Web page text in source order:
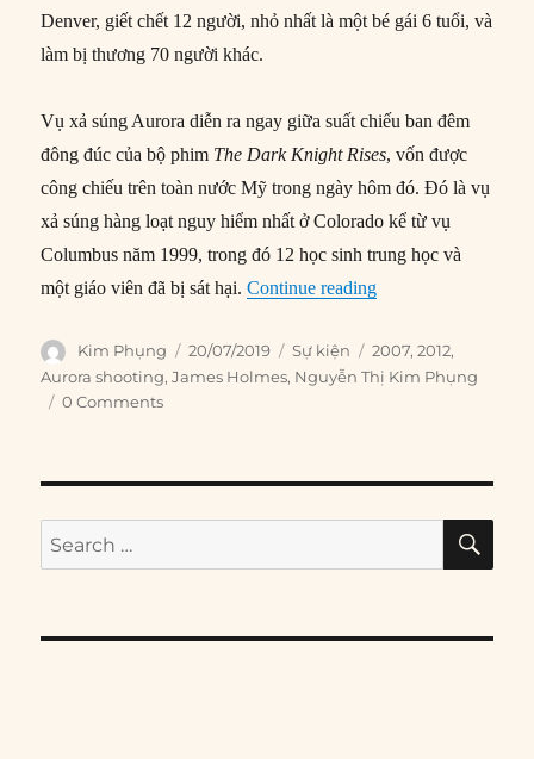
Denver, giết chết 12 người, nhỏ nhất là một bé gái 6 tuổi, và
làm bị thương 70 người khác.
Vụ xả súng Aurora diễn ra ngay giữa suất chiếu ban đêm
đông đúc của bộ phim The Dark Knight Rises, vốn được
công chiếu trên toàn nước Mỹ trong ngày hôm đó. Đó là vụ
xả súng hàng loạt nguy hiểm nhất ở Colorado kể từ vụ
Columbus năm 1999, trong đó 12 học sinh trung học và
một giáo viên đã bị sát hại.Continue reading“20/07/2012: Thảm
Author
Kim Phụng
Posted
on
20/07/2019 Categories
Sự kiện Tags
2007,2012,
Aurora shooting,James Holmes, Nguyễn Thị Kim Phụng
0 Comments
Search
for: